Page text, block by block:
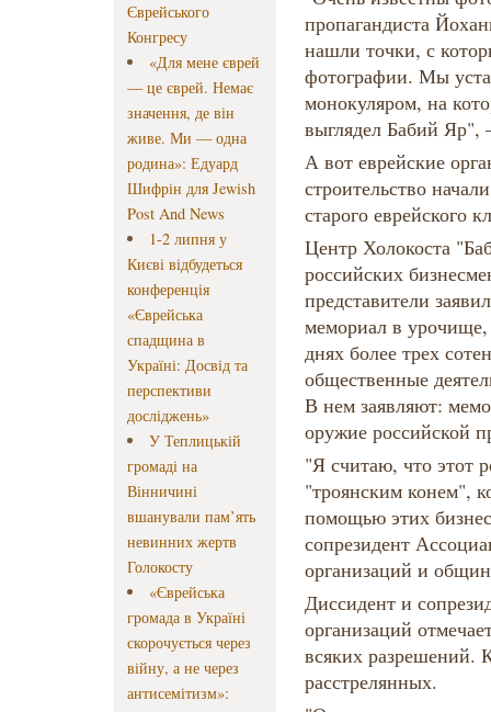
Єврейського
Конгресу
«Для мене єврей
— це єврей. Немає
значення, де він
живе. Ми — одна
родина»: Едуард
Шифрін для Jewish
Post And News
1-2 липня у
Києві відбудеться
конференція
«Єврейська
спадщина в
Україні: Досвід та
перспективи
досліджень»
У Теплицькій
громаді на
Вінничині
вшанували пам’ять
невинних жертв
Голокосту
«Єврейська
громада в Україні
скорочується через
війну, а не через
антисемітизм»:
пропагандиста
нашли точки, с
фотографии. Мы
монокуляром, на
выглядел Бабий Яр",
А вот еврейские
строительство
старого еврейского
Центр Холокоста
российских
представители
мемориал в урочище,
днях более трех
общественные
В нем заявляют:
оружие российской
"Я считаю, что этот
"троянским конем",
помощью этих
сопрезидент
организаций и
Диссидент и
организаций
всяких разрешений.
расстрелянных.